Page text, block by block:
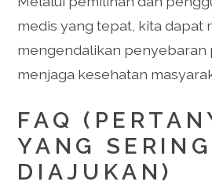
medis yang tepat, kita dapat
mengendalikan penyebaran
menjaga kesehatan
FAQ
YANG SERING
DIAJUKAN)